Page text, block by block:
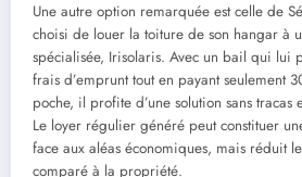
Une autre option remarquée est celle de
choisi de louer la toiture de son hangar à
spécialisée, Irisolaris. Avec un bail qui lui
frais d’emprunt tout en payant seulement
poche, il profite d’une solution sans tracas
Le loyer régulier généré peut constituer
face aux aléas économiques, mais réduit
comparé à la propriété.